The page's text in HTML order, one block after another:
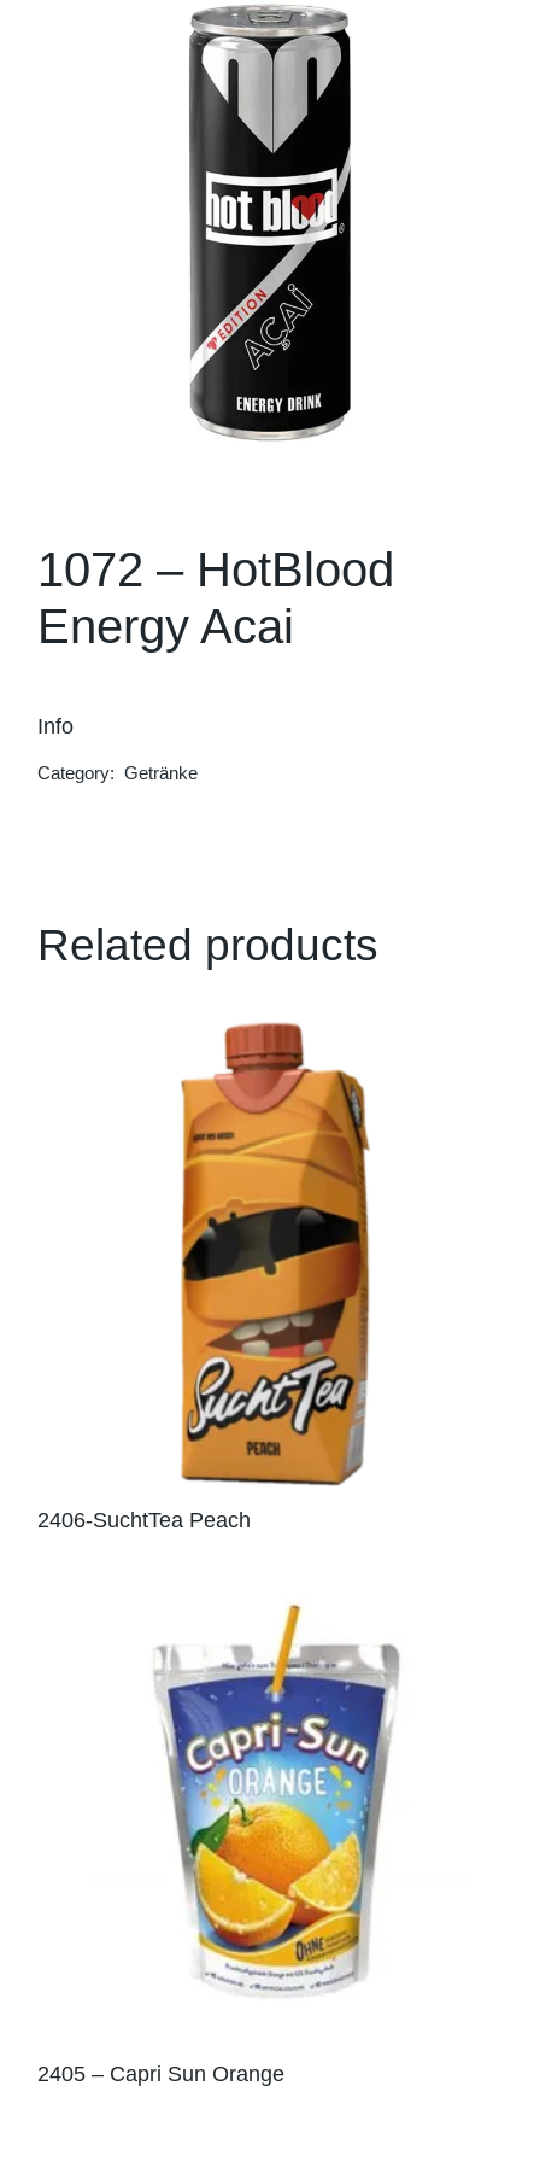
1072 – HotBlood
Energy Acai
Info
Category: Getränke
Related products
2406-SuchtTea Peach
2405 – Capri Sun Orange